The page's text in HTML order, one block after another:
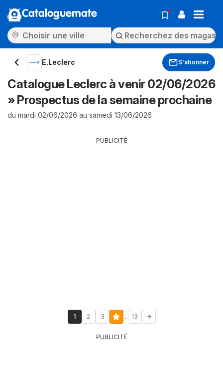
Cataloguemate
E.Leclerc S'abonner
Catalogue Leclerc à venir 02/06/2026
» Prospectus de la semaine prochaine
du mardi 02/06/2026 au samedi 13/06/2026
PUBLICITÉ
1 2 3 ... 13
PUBLICITÉ